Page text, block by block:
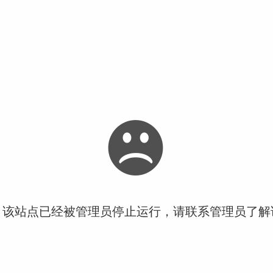
站点已经被管理员停止运行，请联系管理员了